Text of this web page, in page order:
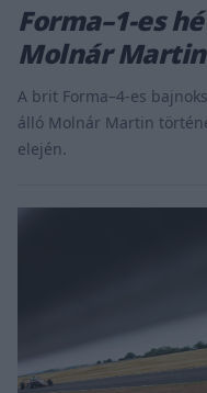
Forma–1-es
Molnár Martin
A brit Forma–4-es
álló Molnár Martin
elején.